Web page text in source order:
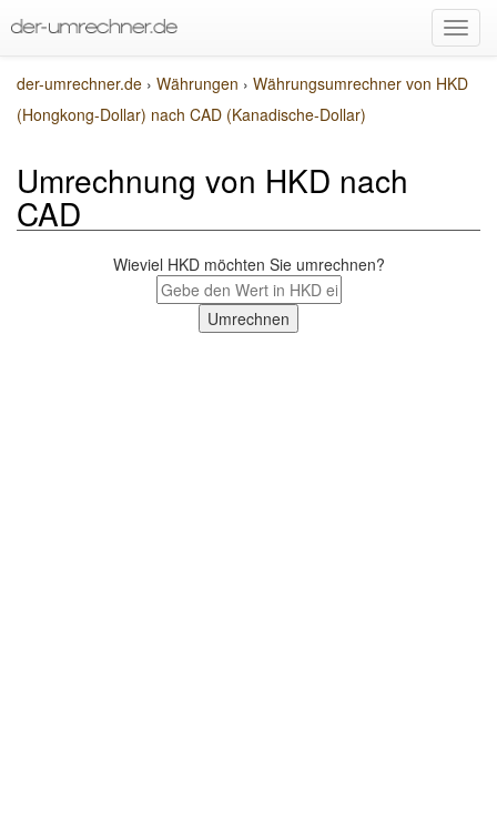
der-umrechner.de › Währungen › Währungsumrechner von HKD
(Hongkong-Dollar) nach CAD (Kanadische-Dollar)
Umrechnung von HKD nach
CAD
Wieviel HKD möchten Sie umrechnen?